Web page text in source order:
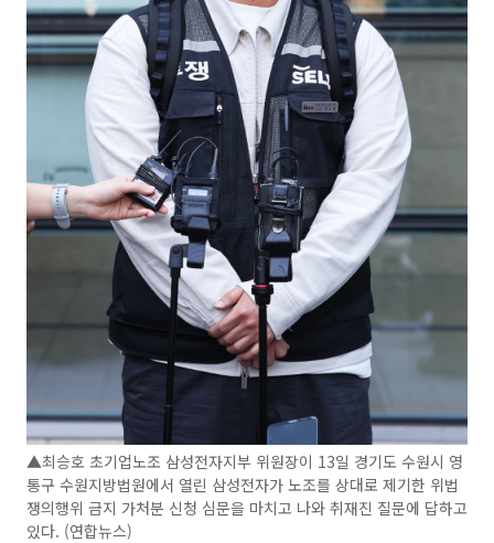
▲최승호 초기업노조 삼성전자지부 위원장이 13일 경기도 수원시 영
통구 수원지방법원에서 열린 삼성전자가 노조를 상대로 제기한 위법
쟁의행위 금지 가처분 신청 심문을 마치고 나와 취재진 질문에 답하고
있다. (연합뉴스)